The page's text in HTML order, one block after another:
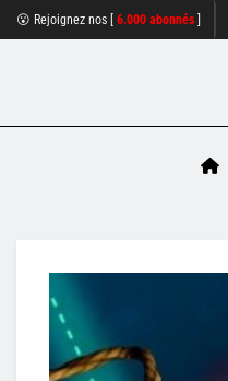
😮 Rejoignez nos [ 6.000 abonnés